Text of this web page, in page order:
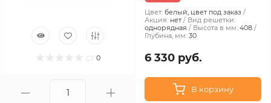
0
Цвет: белый, цвет под заказ
Акция: нет
Вид решетки:
однорядная
Высота в мм: 408
Глубина, мм: 30
6 330 руб.
В корзину